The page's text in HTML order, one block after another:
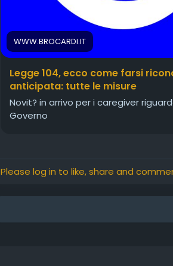
WWW.BROCARDI.IT
Legge 104, ecco come farsi
anticipata: tutte le misure
Novit? in arrivo per i caregiver
Governo
Please log in to like, share and